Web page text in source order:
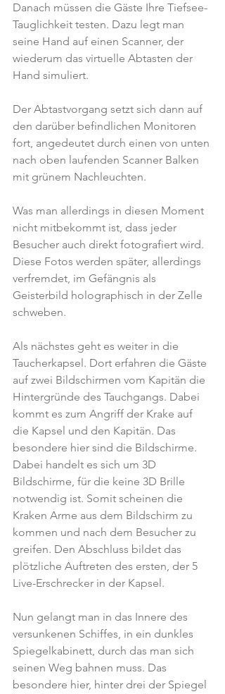
Danach müssen die Gäste Ihre Tiefsee-
Tauglichkeit testen. Dazu legt man
seine Hand auf einen Scanner, der
wiederum das virtuelle Abtasten der
Hand simuliert.
Der Abtastvorgang setzt sich dann auf
den darüber befindlichen Monitoren
fort, angedeutet durch einen von unten
nach oben laufenden Scanner Balken
mit grünem Nachleuchten.
Was man allerdings in diesen Moment
nicht mitbekommt ist, dass jeder
Besucher auch direkt fotografiert wird.
Diese Fotos werden später, allerdings
verfremdet, im Gefängnis als
Geisterbild holographisch in der Zelle
schweben.
Als nächstes geht es weiter in die
Taucherkapsel. Dort erfahren die Gäste
auf zwei Bildschirmen vom Kapitän die
Hintergründe des Tauchgangs. Dabei
kommt es zum Angriff der Krake auf
die Kapsel und den Kapitän. Das
besondere hier sind die Bildschirme.
Dabei handelt es sich um 3D
Bildschirme, für die keine 3D Brille
notwendig ist. Somit scheinen die
Kraken Arme aus dem Bildschirm zu
kommen und nach dem Besucher zu
greifen. Den Abschluss bildet das
plötzliche Auftreten des ersten, der 5
Live-Erschrecker in der Kapsel.
Nun gelangt man in das Innere des
versunkenen Schiffes, in ein dunkles
Spiegelkabinett, durch das man sich
seinen Weg bahnen muss. Das
besondere hier, hinter drei der Spiegel